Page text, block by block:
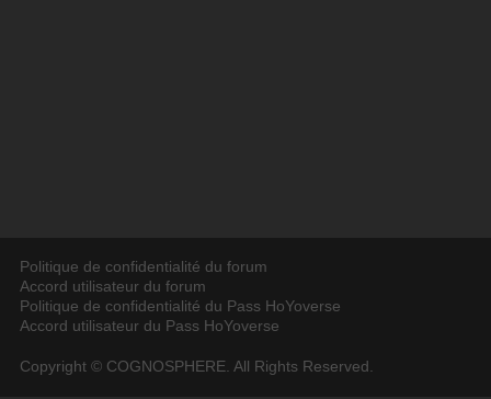
Politique de confidentialité du forum
Accord utilisateur du forum
Politique de confidentialité du Pass HoYoverse
Accord utilisateur du Pass HoYoverse
Copyright © COGNOSPHERE. All Rights Reserved.